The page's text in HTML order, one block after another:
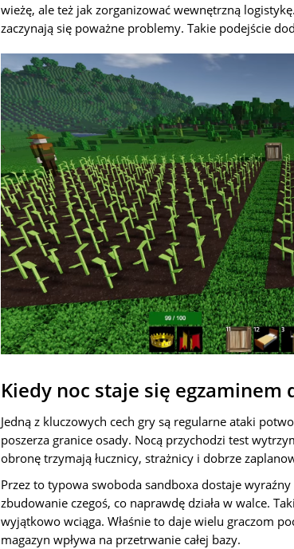
wieżę, ale też jak zorganizować wewnętrzną
zaczynają się poważne problemy. Takie podejście
Kiedy noc staje się egzaminem
Jedną z kluczowych cech gry są regularne ataki
poszerza granice osady. Nocą przychodzi test
obronę trzymają łucznicy, strażnicy i dobrze
Przez to typowa swoboda sandboxa dostaje
zbudowanie czegoś, co naprawdę działa w walce.
wyjątkowo wciąga. Właśnie to daje wielu graczom
magazyn wpływa na przetrwanie całej bazy.